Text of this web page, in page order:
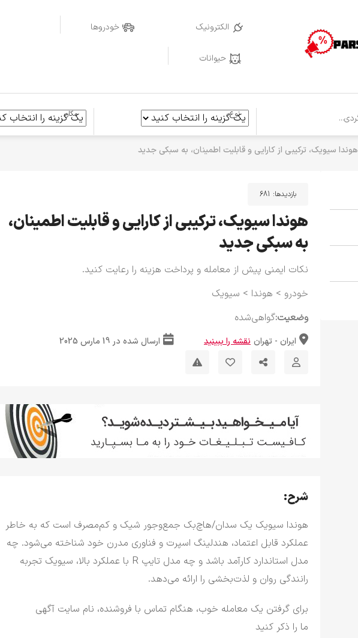
الکترونیک خودروها
حیوانات
نوع مکان
هوندا سیویک، ترکیبی از کارایی و قابلیت اطمینان، به سبکی جدید
بازدیدها: 681
هوندا سیویک، ترکیبی از کارایی و قابلیت اطمینان،
به سبکی جدید
نکات ایمنی پیش از معامله و پرداخت هزینه را رعایت کنید.
خودرو > هوندا > سیویک
وضعیت:گواهی‌شده
ایران - تهران نقشه را ببینید ارسال شده در 19 مارس 2025
شرح:
هوندا سیویک یک سدان/هاچ‌بک جمع‌وجور شیک و کم‌مصرف است که به خاطر
عملکرد قابل اعتماد، هندلینگ اسپرت و فناوری مدرن خود شناخته می‌شود. چه
مدل استاندارد کارآمد باشد و چه مدل تایپ R با عملکرد بالا، سیویک تجربه
رانندگی روان و لذت‌بخشی را ارائه می‌دهد.
برای گرفتن یک معامله خوب، هنگام تماس با فروشنده، نام سایت آگهی
ما را ذکر کنید